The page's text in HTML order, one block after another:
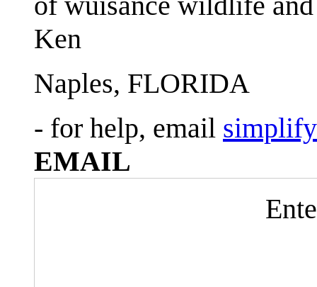
Ken
Naples, FLORIDA
- for help, email
EMAIL